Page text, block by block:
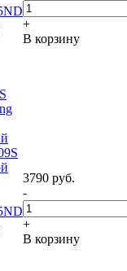
+
В корзину
3790 руб.
-
+
В корзину